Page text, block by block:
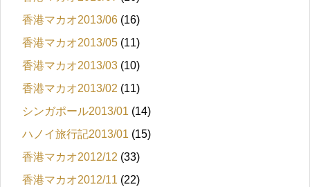
香港マカオ2013/06 (16)
香港マカオ2013/05 (11)
香港マカオ2013/03 (10)
香港マカオ2013/02 (11)
シンガポール2013/01 (14)
ハノイ旅行記2013/01 (15)
香港マカオ2012/12 (33)
香港マカオ2012/11 (22)